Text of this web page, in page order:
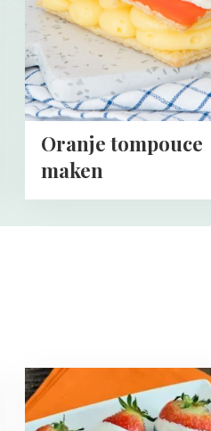
Oranje tompouce
maken
Read
more
about